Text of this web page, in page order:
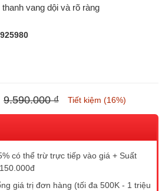
vang dội và rõ ràng
9.590.000 ₫ Tiết kiệm (16%)
có thể trừ trực tiếp vào giá + Suất
giá trị đơn hàng (tối đa 500K - 1 triệu